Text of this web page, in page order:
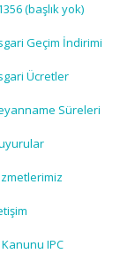
(başlık yok)
Geçim İndirimi
Ücretler
Süreleri
Kanunu IPC